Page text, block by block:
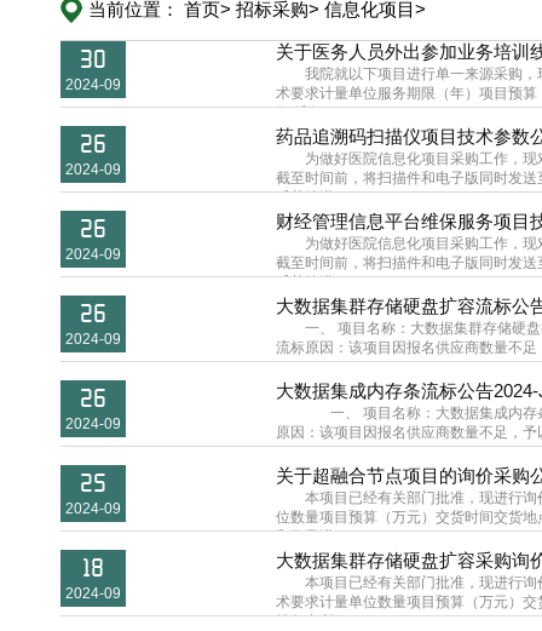
当前位置： 首页> 招标采购> 信息化项目>
30
2024-09
关于医务人员外出参加业务培训
我院就以下项目进行单一来源采购
术要求计量单位服务期限（年）项目预
保,维保...
26
2024-09
药品追溯码扫描仪项目技术参数
为做好医院信息化项目采购工作，
截至时间前，将扫描件和电子版同时发
斥其他潜...
26
2024-09
财经管理信息平台维保服务项目
为做好医院信息化项目采购工作，
截至时间前，将扫描件和电子版同时发
斥其他潜...
26
2024-09
大数据集群存储硬盘扩容流标公
一、 项目名称：大数据集群存储硬
流标原因：该项目因报名供应商数量
02...
26
2024-09
大数据集成内存条流标公告
一、 项目名称：大数据集成内存
原因：该项目因报名供应商数量不足
25
2024-09
关于超融合节点项目的询价采购
本项目已经有关部门批准，现进行
位数量项目预算（万元）交货时间交货
和数量进...
18
2024-09
大数据集群存储硬盘扩容采购询
本项目已经有关部门批准，现进行
术要求计量单位数量项目预算（万元）
投包内所...